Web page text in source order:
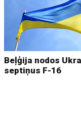
Beļģija nodos
septiņus F-16